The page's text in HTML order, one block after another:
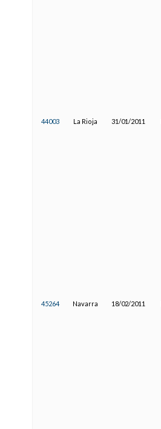
44003 La Rioja 31/01/2011
45264 Navarra 18/02/2011